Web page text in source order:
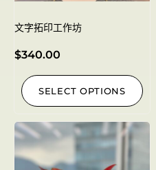
文字拓印工作坊
$340.00
SELECT OPTIONS